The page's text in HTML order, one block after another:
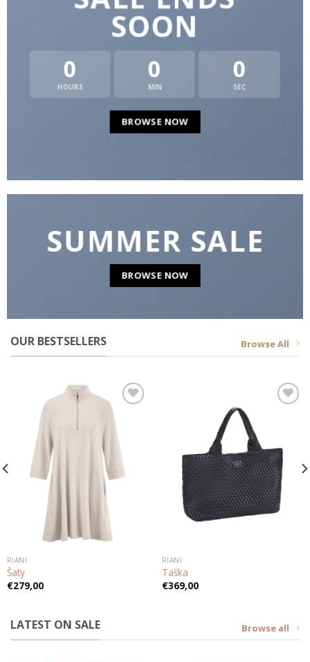
SOON
0
HOURS
0
MIN
0
SEC
BROWSE NOW
SUMMER SALE
BROWSE NOW
OUR BESTSELLERS Browse All
wishlist
RIANI
Šaty
€279,00
RIANI
Taška
€369,00
LATEST ON SALE Browse all